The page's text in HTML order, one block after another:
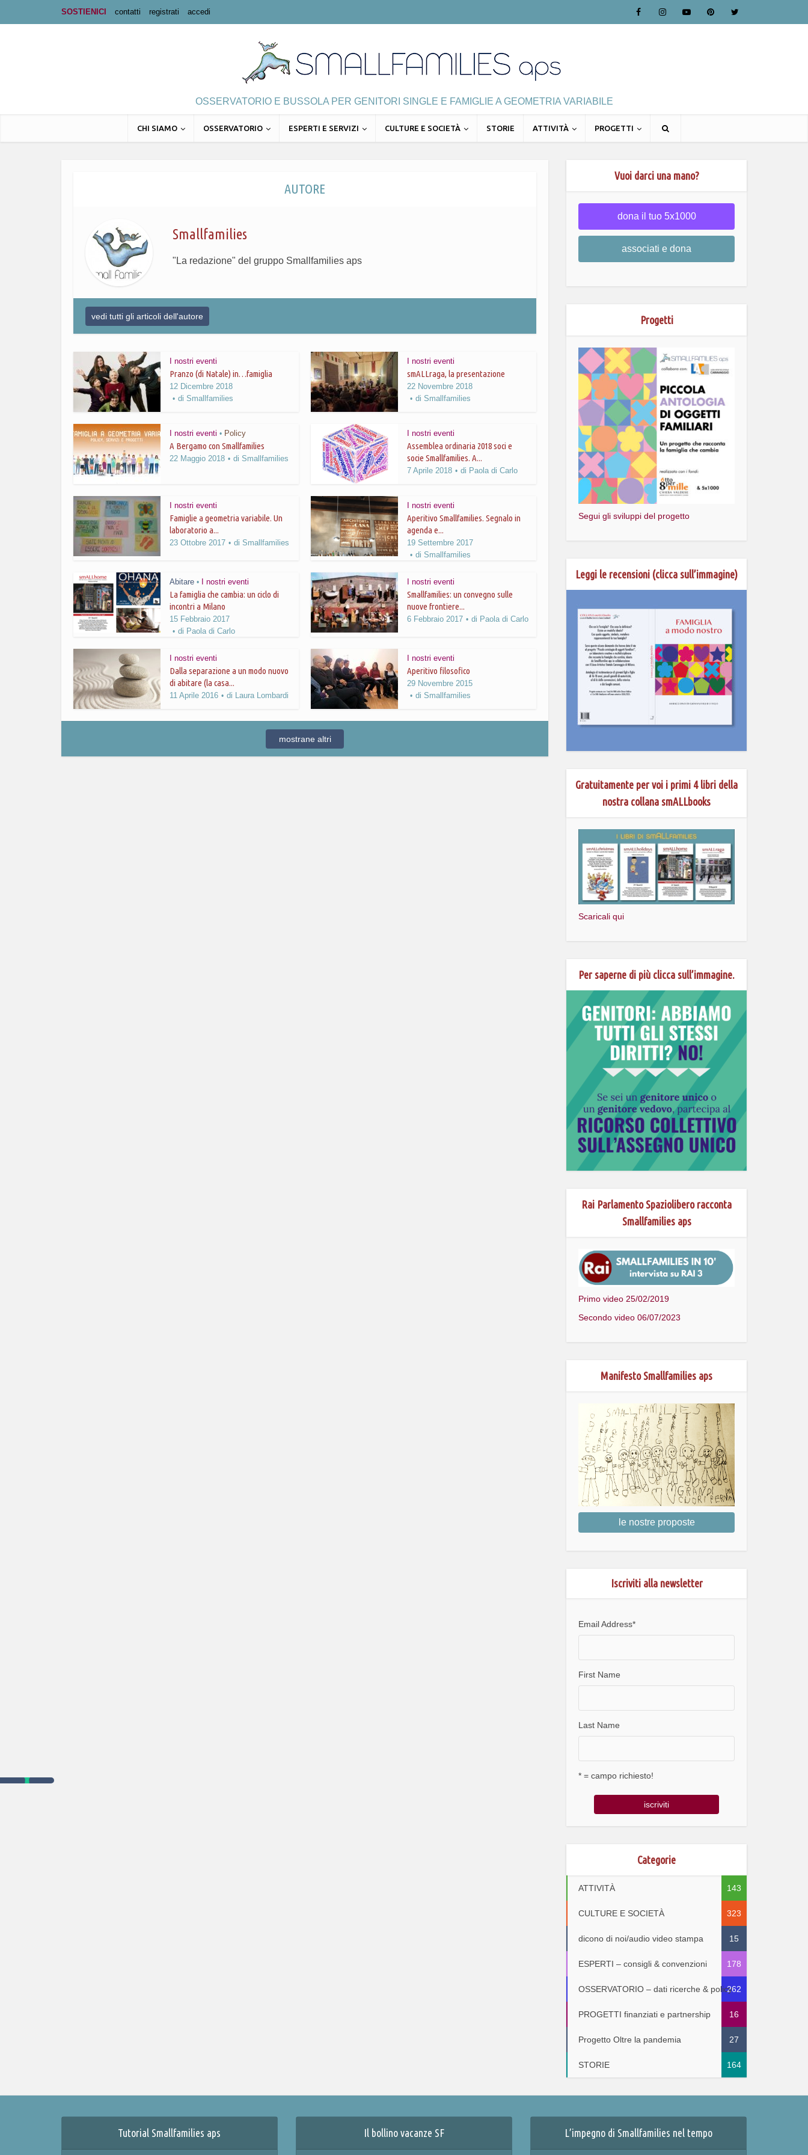
SOSTIENICI contatti registrati accedi
OSSERVATORIO E BUSSOLA PER GENITORI SINGLE E FAMIGLIE A GEOMETRIA VARIABILE
CHI SIAMO OSSERVATORIO ESPERTI E SERVIZI CULTURE E SOCIETÀ STORIE ATTIVITÀ PROGETTI
AUTORE
Smallfamilies
"La redazione" del gruppo Smallfamilies aps
vedi tutti gli articoli dell'autore
I nostri eventi
Pranzo (di Natale) in…famiglia
12 Dicembre 2018
di Smallfamilies
I nostri eventi
smALLraga, la presentazione
22 Novembre 2018
di Smallfamilies
I nostri eventi • Policy
A Bergamo con Smallfamilies
22 Maggio 2018 di Smallfamilies
I nostri eventi
Assemblea ordinaria 2018 soci e
socie Smallfamilies. A...
7 Aprile 2018 di Paola di Carlo
I nostri eventi
Famiglie a geometria variabile. Un
laboratorio a...
23 Ottobre 2017 di Smallfamilies
I nostri eventi
Aperitivo Smallfamilies. Segnalo in
agenda e...
19 Settembre 2017
di Smallfamilies
Abitare • I nostri eventi
La famiglia che cambia: un ciclo di
incontri a Milano
15 Febbraio 2017
di Paola di Carlo
I nostri eventi
Smallfamilies: un convegno sulle
nuove frontiere...
6 Febbraio 2017 di Paola di Carlo
I nostri eventi
Dalla separazione a un modo nuovo
di abitare (la casa...
11 Aprile 2016 di Laura Lombardi
I nostri eventi
Aperitivo filosofico
29 Novembre 2015
di Smallfamilies
mostrane altri
Vuoi darci una mano?
dona il tuo 5x1000
associati e dona
Progetti
Segui gli sviluppi del progetto
Leggi le recensioni (clicca sull’immagine)
Gratuitamente per voi i primi 4 libri della
nostra collana smALLbooks
Scaricali qui
Per saperne di più clicca sull’immagine.
Rai Parlamento Spaziolibero racconta
Smallfamilies aps
Primo video 25/02/2019
Secondo video 06/07/2023
Manifesto Smallfamilies aps
le nostre proposte
Iscriviti alla newsletter
Email Address*
First Name
Last Name
* = campo richiesto!
Categorie
ATTIVITÀ 143
CULTURE E SOCIETÀ 323
dicono di noi/audio video stampa 15
ESPERTI – consigli & convenzioni 178
OSSERVATORIO – dati ricerche & policy262
PROGETTI finanziati e partnership 16
Progetto Oltre la pandemia 27
STORIE 164
Tutorial Smallfamilies aps Il bollino vacanze SF L’impegno di Smallfamilies nel tempo